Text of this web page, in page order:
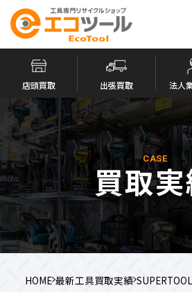
店頭買取 出張買取 法人
CASE
買取
HOME 最新工具買取実績